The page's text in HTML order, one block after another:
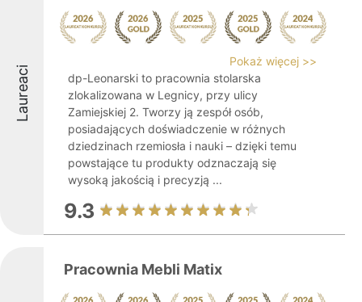
Laureaci
Pokaż więcej >>
dp-Leonarski to pracownia stolarska
zlokalizowana w Legnicy, przy ulicy
Zamiejskiej 2. Tworzy ją zespół osób,
posiadających doświadczenie w różnych
dziedzinach rzemiosła i nauki – dzięki temu
powstające tu produkty odznaczają się
wysoką jakością i precyzją ...
9.3
Pracownia Mebli Matix